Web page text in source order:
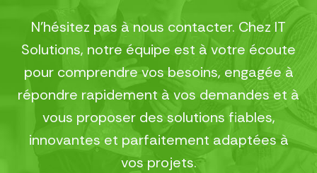
N’hésitez pas à nous contacter. Chez IT
Solutions, notre équipe est à votre écoute
pour comprendre vos besoins, engagée à
répondre rapidement à vos demandes et à
vous proposer des solutions fiables,
innovantes et parfaitement adaptées à
vos projets.